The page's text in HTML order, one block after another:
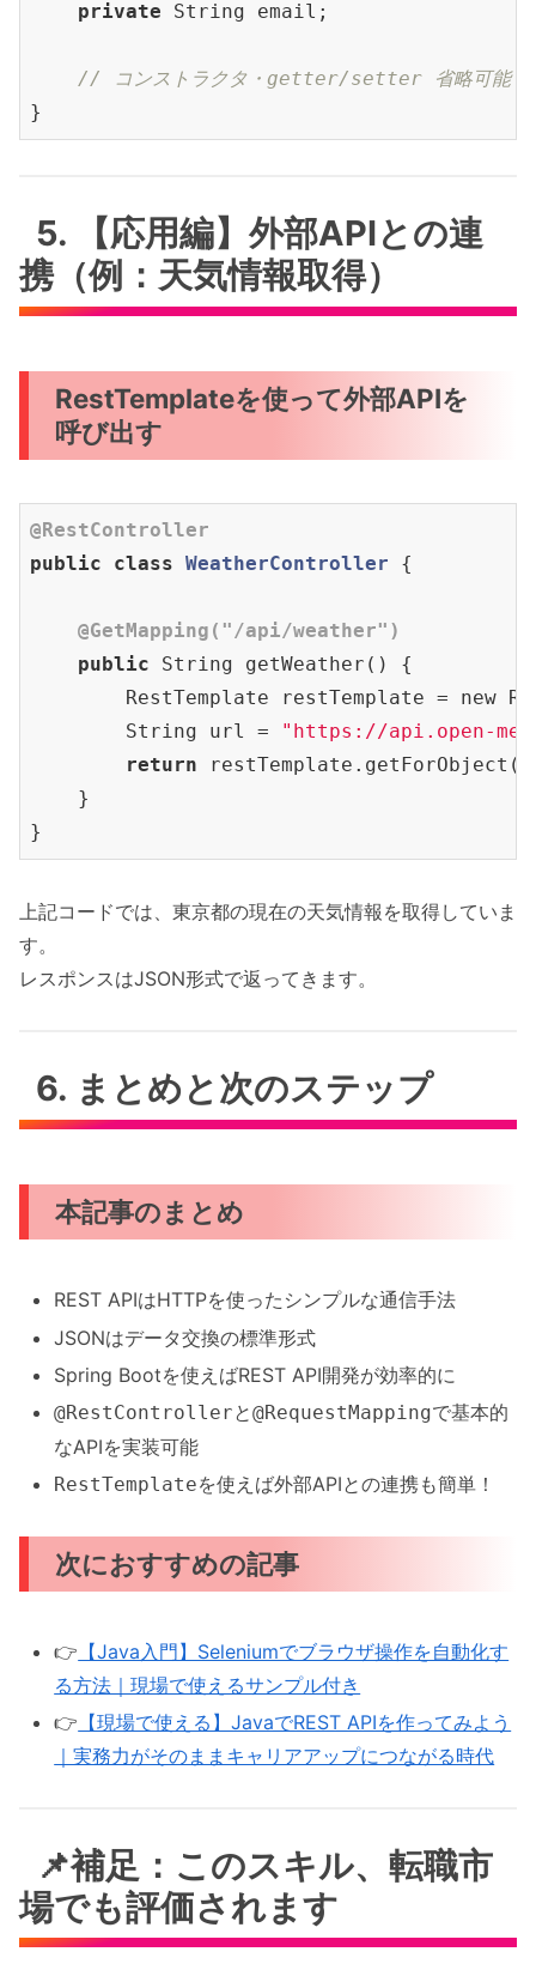
private String email;
// コンストラクタ・getter/setter 省略可能（
5. 【応用編】外部APIとの連
携（例：天気情報取得）
RestTemplateを使って外部APIを
呼び出す
@RestController
public
class WeatherController {
@GetMapping( "/api/weather" )
public String getWeather() {
RestTemplate restTemplate = new
        String url =
"https://api.open-
return
    }
上記コードでは、東京都の現在の天気情報を取得していま
す。
レスポンスはJSON形式で返ってきます。
6. まとめと次のステップ
本記事のまとめ
REST APIはHTTPを使ったシンプルな通信手法
JSONはデータ交換の標準形式
Spring Bootを使えばREST API開発が効率的に
@RestControllerと@RequestMappingで基本的
なAPIを実装可能
RestTemplateを使えば外部APIとの連携も簡単！
次におすすめの記事
👉 【Java入門】Seleniumでブラウザ操作を自動化す
る方法｜現場で使えるサンプル付き
👉 【現場で使える】JavaでREST APIを作ってみよう
｜実務力がそのままキャリアアップにつながる時代
📌補足：このスキル、転職市
場でも評価されます